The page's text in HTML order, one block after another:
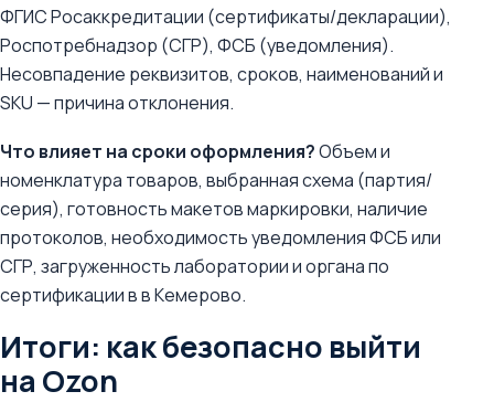
ФГИС Росаккредитации (сертификаты/декларации),
Роспотребнадзор (СГР), ФСБ (уведомления).
Несовпадение реквизитов, сроков, наименований и
SKU — причина отклонения.
Что влияет на сроки оформления?Объем и
номенклатура товаров, выбранная схема (партия/
серия), готовность макетов маркировки, наличие
протоколов, необходимость уведомления ФСБ или
СГР, загруженность лаборатории и органа по
сертификации в в Кемерово.
Итоги: как безопасно выйти
на Ozon